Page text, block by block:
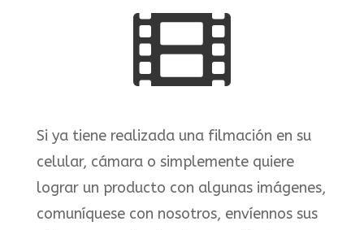

Si ya tiene realizada una filmación en su
celular, cámara o simplementequiere
lograrun producto con algunas imágenes,
comuníquesecon nosotros, envíennossus